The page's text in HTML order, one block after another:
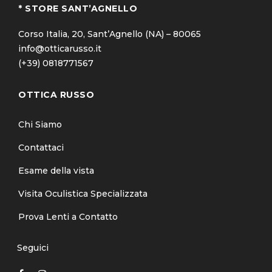
* STORE SANT’AGNELLO
Corso Italia, 20, Sant’Agnello (NA) – 80065
info@otticarusso.it
(+39) 0818771567
OTTICA RUSSO
Chi Siamo
Contattaci
Esame della vista
Visita Oculistica Specializzata
Prova Lenti a Contatto
Seguici